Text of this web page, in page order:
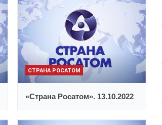
СТРАНА РОСАТОМ
«Страна Росатом». 13.10.2022